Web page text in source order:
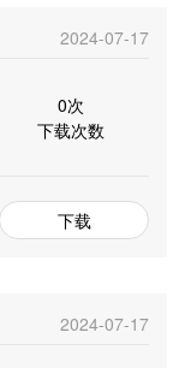
2024-07-17
0次
下载次数
下载
2024-07-17